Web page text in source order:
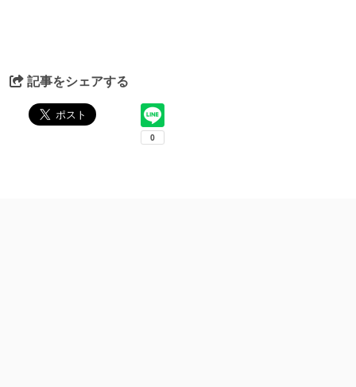
記事をシェアする